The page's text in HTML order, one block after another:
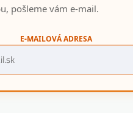
pošleme vám e-mail.
E-MAILOVÁ ADRESA